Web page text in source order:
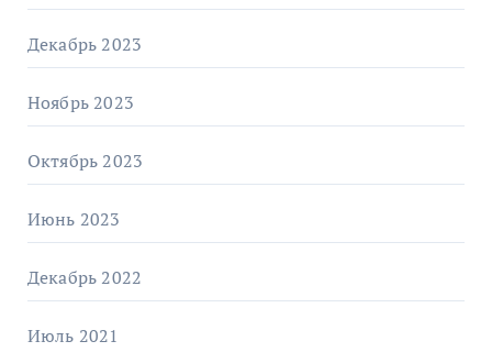
Декабрь 2023
Ноябрь 2023
Октябрь 2023
Июнь 2023
Декабрь 2022
Июль 2021